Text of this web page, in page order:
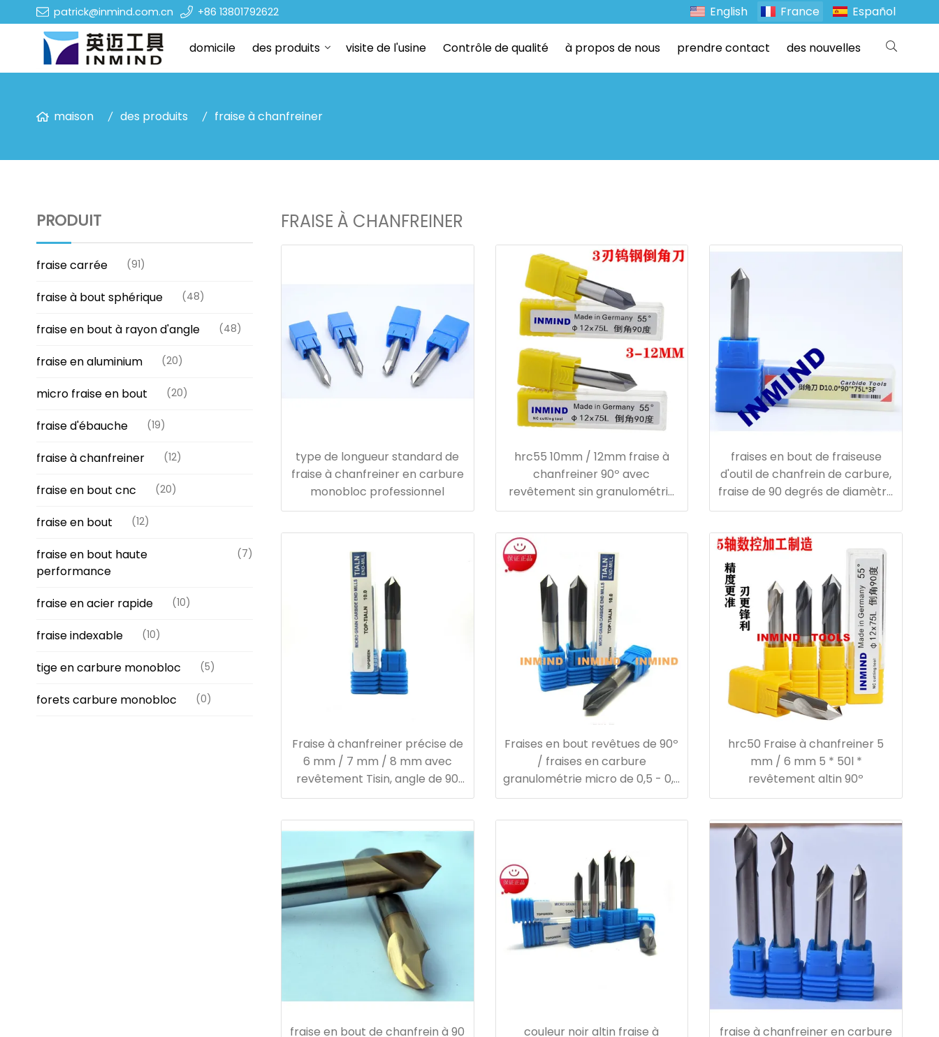
patrick@inmind.com.cn +86 13801792622 English France Español
domicile des produits visite de l'usine Contrôle de qualité à propos de nous prendre contact des nouvelles
maison des produits fraise à chanfreiner
PRODUIT
fraise carrée (91)
fraise à bout sphérique (48)
fraise en bout à rayon d'angle (48)
fraise en aluminium (20)
micro fraise en bout (20)
fraise d'ébauche (19)
fraise à chanfreiner (12)
fraise en bout cnc (20)
fraise en bout (12)
fraise en bout haute
performance
(7)
fraise en acier rapide (10)
fraise indexable (10)
tige en carbure monobloc (5)
forets carbure monobloc (0)
FRAISE À CHANFREINER
type de longueur standard de
fraise à chanfreiner en carbure
monobloc professionnel
hrc55 10mm / 12mm fraise à
chanfreiner 90º avec
revêtement sin granulométrie
0,6 um
fraises en bout de fraiseuse
d'outil de chanfrein de carbure,
fraise de 90 degrés de diamètre
de 8mm
Fraise à chanfreiner précise de
6 mm / 7 mm / 8 mm avec
revêtement Tisin, angle de 90
degrés
Fraises en bout revêtues de 90º
/ fraises en carbure
granulométrie micro de 0,5 - 0,6
um
hrc50 Fraise à chanfreiner 5
mm / 6 mm 5 * 50l *
revêtement altin 90º
fraise en bout de chanfrein à 90
couleur noir altin fraise à
fraise à chanfreiner en carbure